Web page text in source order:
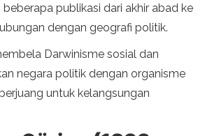
publikasi dari akhir abad ke
dengan geografi politik.
Darwinisme sosial dan
negara politik dengan organisme
untuk kelangsungan